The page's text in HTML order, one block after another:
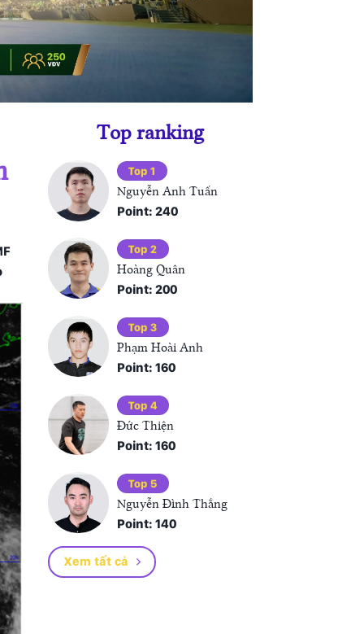
Top ranking
Top 1
Nguyễn Anh Tuấn
Point: 240
Top 2
Hoàng Quân
Point: 200
Top 3
Phạm Hoài Anh
Point: 160
Top 4
Đức Thiện
Point: 160
Top 5
Nguyễn Đình Thắng
Point: 140
Xem tất cả